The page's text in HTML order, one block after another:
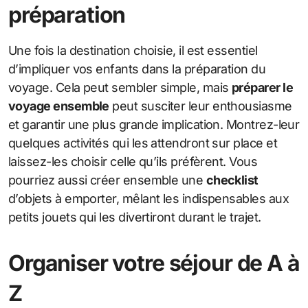
préparation
Une fois la destination choisie, il est essentiel
d’impliquer vos enfants dans la préparation du
voyage. Cela peut sembler simple, mais préparer le
voyage ensemble peut susciter leur enthousiasme
et garantir une plus grande implication. Montrez-leur
quelques activités qui les attendront sur place et
laissez-les choisir celle qu’ils préfèrent. Vous
pourriez aussi créer ensemble une checklist
d’objets à emporter, mêlant les indispensables aux
petits jouets qui les divertiront durant le trajet.
Organiser votre séjour de A à
Z